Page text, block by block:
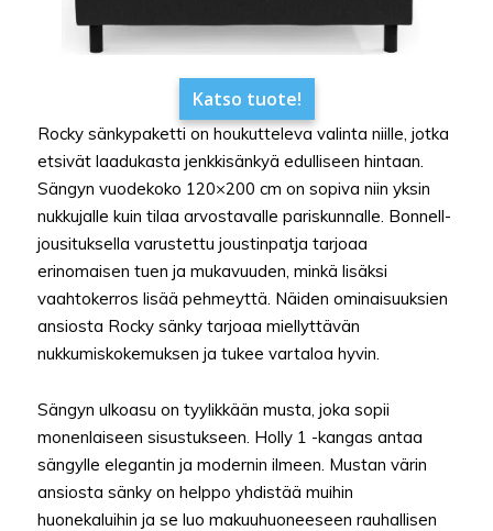
Katso tuote!
Rocky sänkypaketti on houkutteleva valinta niille, jotka
etsivät laadukasta jenkkisänkyä edulliseen hintaan.
Sängyn vuodekoko 120×200 cm on sopiva niin yksin
nukkujalle kuin tilaa arvostavalle pariskunnalle. Bonnell-
jousituksella varustettu joustinpatja tarjoaa
erinomaisen tuen ja mukavuuden, minkä lisäksi
vaahtokerros lisää pehmeyttä. Näiden ominaisuuksien
ansiosta Rocky sänky tarjoaa miellyttävän
nukkumiskokemuksen ja tukee vartaloa hyvin.
Sängyn ulkoasu on tyylikkään musta, joka sopii
monenlaiseen sisustukseen. Holly 1 -kangas antaa
sängylle elegantin ja modernin ilmeen. Mustan värin
ansiosta sänky on helppo yhdistää muihin
huonekaluihin ja se luo makuuhuoneeseen rauhallisen